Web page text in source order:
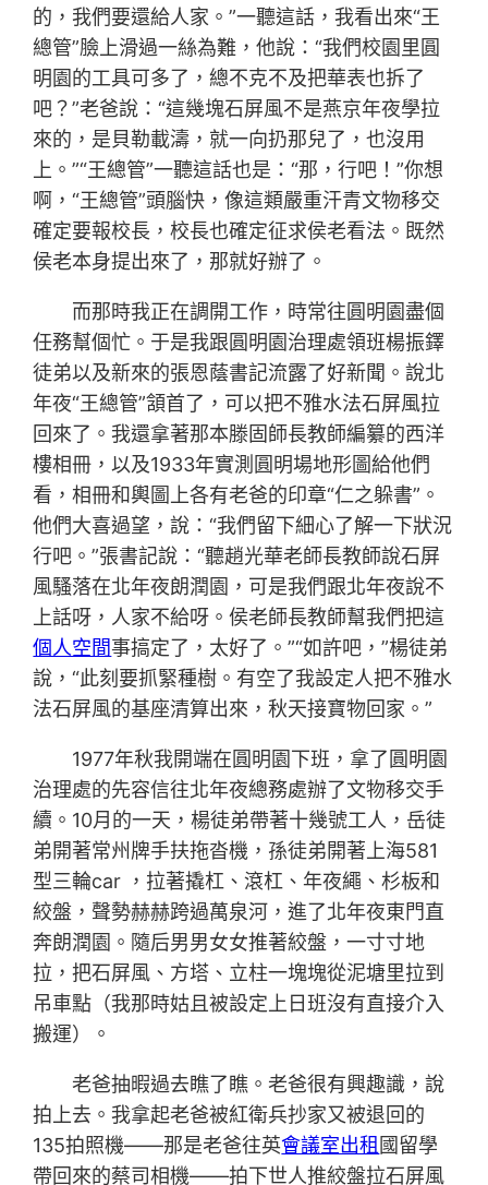
的，我們要還給人家。”一聽這話，我看出來“王
總管”臉上滑過一絲為難，他說：“我們校園里圓
明園的工具可多了，總不克不及把華表也拆了
吧？”老爸說：“這幾塊石屏風不是燕京年夜學拉
來的，是貝勒載濤，就一向扔那兒了，也沒用
上。”“王總管”一聽這話也是：“那，行吧！”你想
啊，“王總管”頭腦快，像這類嚴重汗青文物移交
確定要報校長，校長也確定征求侯老看法。既然
侯老本身提出來了，那就好辦了。
而那時我正在調開工作，時常往圓明園盡個
任務幫個忙。于是我跟圓明園治理處領班楊振鐸
徒弟以及新來的張恩蔭書記流露了好新聞。說北
年夜“王總管”頷首了，可以把不雅水法石屏風拉
回來了。我還拿著那本滕固師長教師編纂的西洋
樓相冊，以及1933年實測圓明場地形圖給他們
看，相冊和輿圖上各有老爸的印章“仁之躲書”。
他們大喜過望，說：“我們留下細心了解一下狀況
行吧。”張書記說：“聽趙光華老師長教師說石屏
風騷落在北年夜朗潤園，可是我們跟北年夜說不
上話呀，人家不給呀。侯老師長教師幫我們把這
個人空間事搞定了，太好了。”“如許吧，”楊徒弟
說，“此刻要抓緊種樹。有空了我設定人把不雅水
法石屏風的基座清算出來，秋天接寶物回家。”
1977年秋我開端在圓明園下班，拿了圓明園
治理處的先容信往北年夜總務處辦了文物移交手
續。10月的一天，楊徒弟帶著十幾號工人，岳徒
弟開著常州牌手扶拖沓機，孫徒弟開著上海581
型三輪car ，拉著撬杠、滾杠、年夜繩、杉板和
絞盤，聲勢赫赫跨過萬泉河，進了北年夜東門直
奔朗潤園。隨后男男女女推著絞盤，一寸寸地
拉，把石屏風、方塔、立柱一塊塊從泥塘里拉到
吊車點（我那時姑且被設定上日班沒有直接介入
搬運）。
老爸抽暇過去瞧了瞧。老爸很有興趣識，說
拍上去。我拿起老爸被紅衛兵抄家又被退回的
135拍照機——那是老爸往英會議室出租國留學
帶回來的蔡司相機——拍下世人推絞盤拉石屏風